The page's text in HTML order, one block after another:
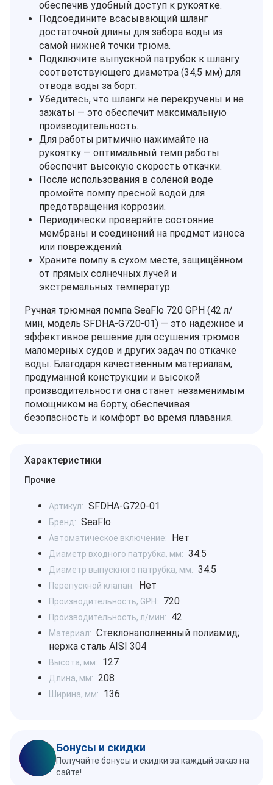
обеспечив удобный доступ к рукоятке.
Подсоедините всасывающий шланг
достаточной длины для забора воды из
самой нижней точки трюма.
Подключите выпускной патрубок к шлангу
соответствующего диаметра (34,5 мм) для
отвода воды за борт.
Убедитесь, что шланги не перекручены и не
зажаты — это обеспечит максимальную
производительность.
Для работы ритмично нажимайте на
рукоятку — оптимальный темп работы
обеспечит высокую скорость откачки.
После использования в солёной воде
промойте помпу пресной водой для
предотвращения коррозии.
Периодически проверяйте состояние
мембраны и соединений на предмет износа
или повреждений.
Храните помпу в сухом месте, защищённом
от прямых солнечных лучей и
экстремальных температур.
Ручная трюмная помпа SeaFlo 720 GPH (42 л/
мин, модель SFDHA-G720-01) — это надёжное и
эффективное решение для осушения трюмов
маломерных судов и других задач по откачке
воды. Благодаря качественным материалам,
продуманной конструкции и высокой
производительности она станет незаменимым
помощником на борту, обеспечивая
безопасность и комфорт во время плавания.
Характеристики
Прочие
Артикул: SFDHA-G720-01
Бренд: SeaFlo
Автоматическое включение: Нет
Диаметр входного патрубка, мм: 34.5
Диаметр выпускного патрубка, мм: 34.5
Перепускной клапан: Нет
Производительность, GPH: 720
Производительность, л/мин: 42
Материал: Стеклонаполненный полиамид;
нержа сталь AISI 304
Высота, мм: 127
Длина, мм: 208
Ширина, мм: 136
Бонусы и скидки
Получайте бонусы и скидки за каждый заказ на
сайте!